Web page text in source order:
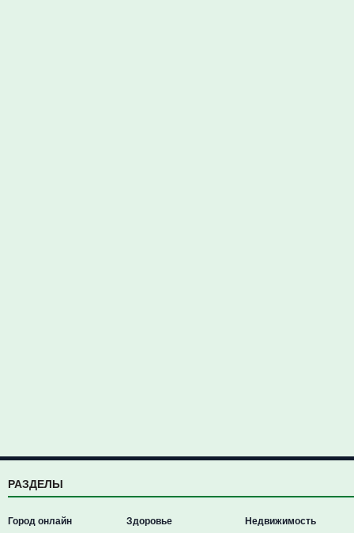
РАЗДЕЛЫ
Город онлайн
Здоровье
Недвижимость